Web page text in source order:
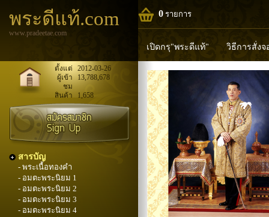
พระดีแท้.com
www.pradeetae.com
0 รายการ
เปิดกรุ"พระดีแท้" วิธีการสั่งจ
หลวงพ่อทวด หลวงปู่ทิม
พระพุทธวิริยากร
ตั้งแต่
2012-03-26
ผู้เข้า
ชม
13,788,678
สินค้า 1,658
สารบัญ
- พระเนื้อทองคำ
- อมตะพระนิยม 1
- อมตะพระนิยม 2
- อมตะพระนิยม 3
- อมตะพระนิยม 4